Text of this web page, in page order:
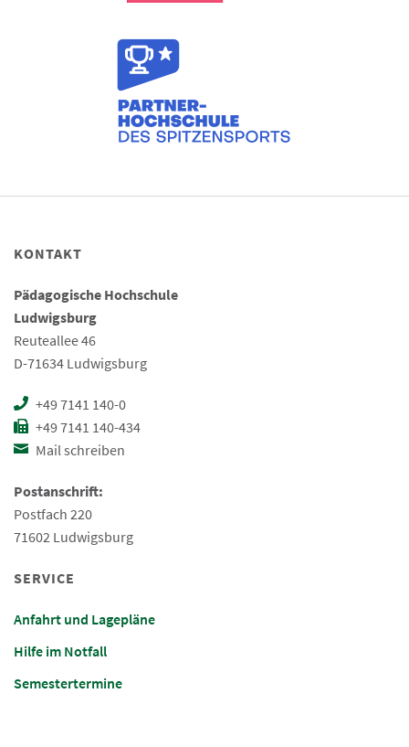
KONTAKT
Pädagogische Hochschule
Ludwigsburg
Reuteallee 46
D-71634 Ludwigsburg
+49 7141 140-0
+49 7141 140-434
Mail schreiben
Postanschrift:
Postfach 220
71602 Ludwigsburg
SERVICE
Anfahrt und Lagepläne
Hilfe im Notfall
Semestertermine